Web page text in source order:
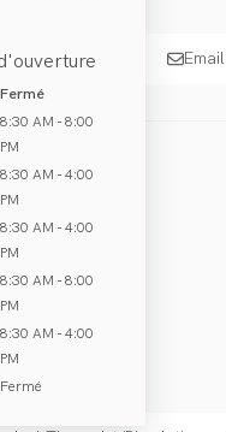
532-2117
Fermé
8:30 AM - 8:00
PM
8:30 AM - 4:00
PM
8:30 AM - 4:00
PM
8:30 AM - 8:00
PM
8:30 AM - 4:00
PM
Fermé